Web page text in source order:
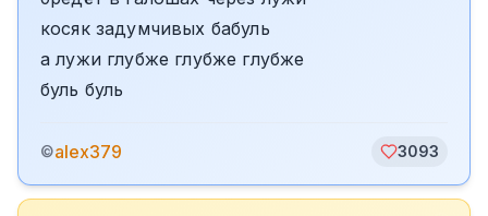
косяк задумчивых бабуль
а лужи глубже глубже глубже
буль буль
©alex379 3093